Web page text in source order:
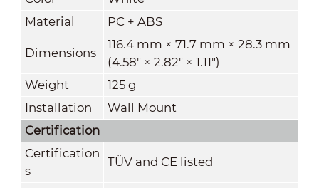
Material
PC + ABS
Dimensions
116.4 mm × 71.7 mm × 28.3 mm
(4.58" × 2.82" × 1.11")
Weight
125 g
Installation
Wall Mount
Certification
Certification
s
TÜV and CE listed